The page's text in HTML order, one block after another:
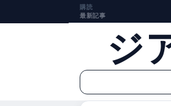
購読
最新記事
ジ